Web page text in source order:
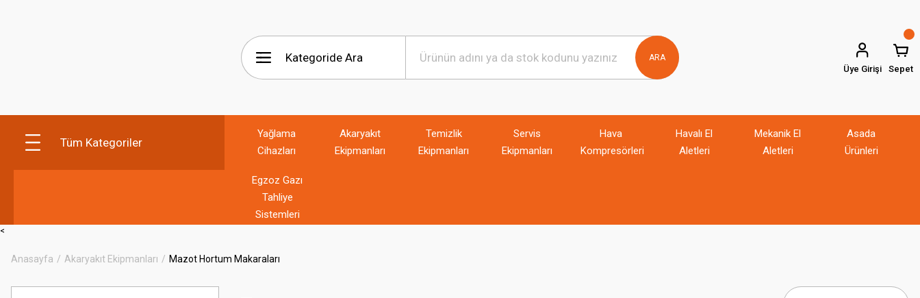
ARA
Üye Girişi Sepet
Tüm Kategoriler
Yağlama
Cihazları
Akaryakıt
Ekipmanları
Temizlik
Ekipmanları
Servis
Ekipmanları
Hava
Kompresörleri
Havalı El
Aletleri
Mekanik El
Aletleri
Asada
Ürünleri
Egzoz Gazı
Tahliye
Sistemleri
<
Anasayfa Akaryakıt Ekipmanları Mazot Hortum Makaraları